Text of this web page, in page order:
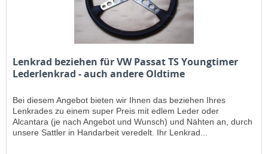
Lenkrad beziehen für VW Passat TS Youngtimer
Lederlenkrad - auch andere Oldtime
Bei diesem Angebot bieten wir Ihnen das beziehen Ihres
Lenkrades zu einem super Preis mit edlem Leder oder
Alcantara (je nach Angebot und Wunsch) und Nähten an, durch
unsere Sattler in Handarbeit veredelt. Ihr Lenkrad...